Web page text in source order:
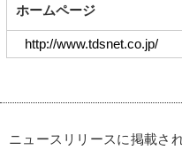
ホームページ
http://www.tdsnet.co.jp/
ニュースリリースに掲載さ